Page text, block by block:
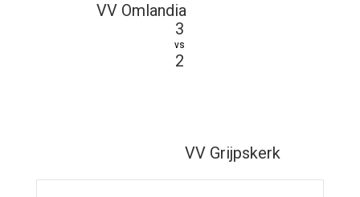
VV Omlandia
3
vs
2
VV Grijpskerk